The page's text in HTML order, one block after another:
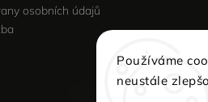
Používáme
neustále
osobních údajů